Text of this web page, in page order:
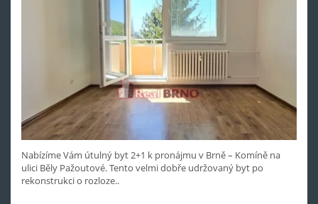
Nabízíme Vám útulný byt 2+1 k pronájmu v Brně – Komíně na
ulici Běly Pažoutové. Tento velmi dobře udržovaný byt po
rekonstrukci o rozloze..